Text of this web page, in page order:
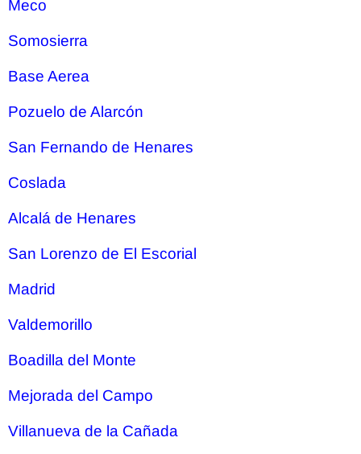
Meco
Somosierra
Base Aerea
Pozuelo de Alarcón
San Fernando de Henares
Coslada
Alcalá de Henares
San Lorenzo de El Escorial
Madrid
Valdemorillo
Boadilla del Monte
Mejorada del Campo
Villanueva de la Cañada